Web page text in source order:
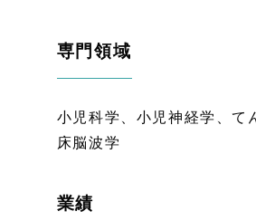
専門領域
小児科学、小児神経学、て
床脳波学
業績